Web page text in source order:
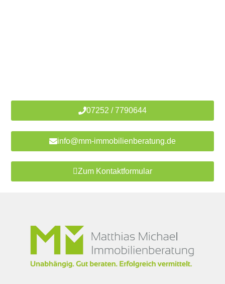
07252 / 7790644
info@mm-immobilienberatung.de
Zum Kontaktformular